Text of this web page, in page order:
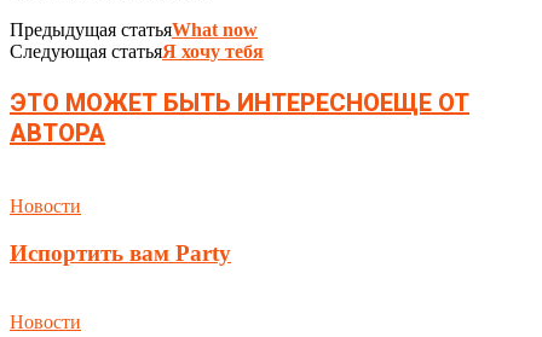
Предыдущая статьяWhat now
Следующая статьяЯ хочу тебя
ЭТО МОЖЕТ БЫТЬ ИНТЕРЕСНОЕЩЕ ОТ
АВТОРА
Новости
Испортить вам Party
Новости